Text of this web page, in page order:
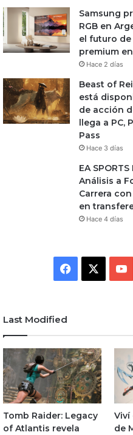
Samsung
RGB en
el futuro
premium
Hace 2 días
Beast of
está
de acción
llega a PC,
Pass
Hace 3 días
EA
Análisis a
Carrera
en
Hace 4 días
Facebook
Last Modified
Tomb Raider: Legacy
of Atlantis revela
Viví
de